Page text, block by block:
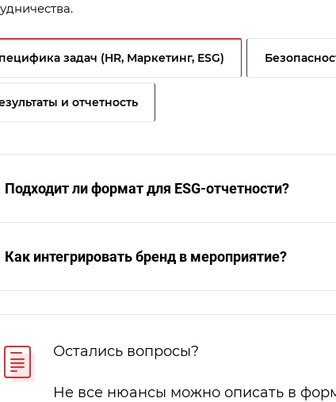
задач (HR, Маркетинг, ESG)
и отчетность
Подходит ли формат для ESG-отчетности?
Как интегрировать бренд в мероприятие?
Остались вопросы?
Не все нюансы можно описать в